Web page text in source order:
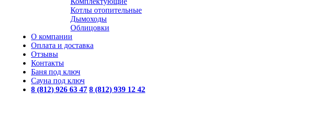
Котлы отопительные
Дымоходы
Облицовки
О компании
Оплата и доставка
Отзывы
Контакты
Баня под ключ
Сауна под ключ
8 (812) 926 63 47 8 (812) 939 12 42